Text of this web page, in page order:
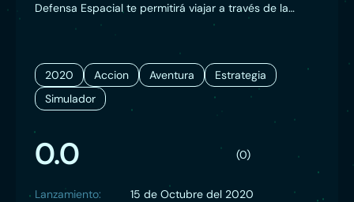
Defensa Espacial te permitirá viajar a través de la
galaxia en una campaña para defender la Tierra. Será
sea borrada de la faz intergaláctica por la misteriosa
amenaza extraterrestre conocida como Fásmidos. La
UFDE se está ocupando de su parte, ¿y tú?
2020 Accion Aventura
Estrategia
Simulador
0.0 (0)
Lanzamiento:
15 de Octubre del 2020